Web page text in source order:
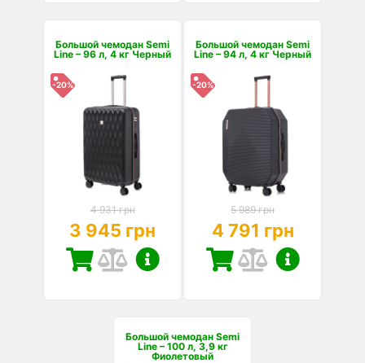
Большой чемодан Semi
Line – 96 л, 4 кг Черный
-20%
4 931 грн
3 945 грн
Большой чемодан Semi
Line – 94 л, 4 кг Черный
-20%
5 989 грн
4 791 грн
Большой чемодан Semi
Line – 100 л, 3,9 кг
Фиолетовый